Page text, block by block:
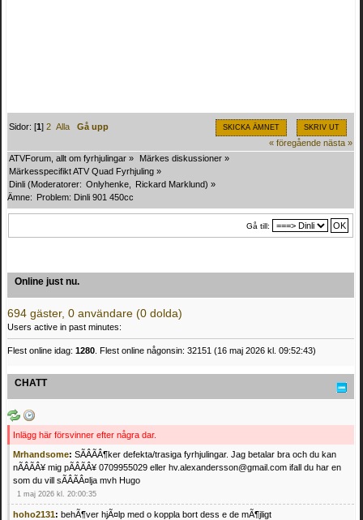
SKICKA ÄMNET SKRIV UT
Sidor: [1]2 Alla
Gå upp
« föregående nästa »
ATVForum, allt om fyrhjulingar » Märkes diskussioner »
Märkesspecifikt ATV Quad Fyrhjuling »
Dinli (Moderatorer: Onlyhenke Rickard Marklund) »
Ämne: Problem: Dinli 901 450cc
Gå till:
Online just nu.
694 gäster, 0 användare (0 dolda)
Users active in past minutes:
Flest online idag: 1280 . Flest online någonsin: 32151 (16 maj 2026 kl. 09:52:43)
CHATT
Inlägg här försvinner efter några dar.
Mrhandsome: SÃÂÃÂ¶ker defekta/trasiga fyrhjulingar. Jag betalar bra och du kan
nÃÂÃÂ¥ mig pÃÂÃÂ¥ 0709955029 eller hv.alexandersson@gmail.com ifall du har en
som du vill sÃÂÃÂ¤lja mvh Hugo
1 maj 2026 kl. 20:00:35
hoho2131: behÃ¶ver hjÃ¤lp med o koppla bort dess e de mÃ¶jligt